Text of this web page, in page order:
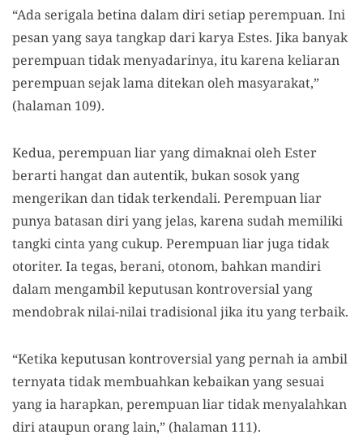
“Ada serigala betina dalam diri setiap perempuan. Ini
pesan yang saya tangkap dari karya Estes. Jika banyak
perempuan tidak menyadarinya, itu karena keliaran
perempuan sejak lama ditekan oleh masyarakat,”
(halaman 109).
Kedua, perempuan liar yang dimaknai oleh Ester
berarti hangat dan autentik, bukan sosok yang
mengerikan dan tidak terkendali. Perempuan liar
punya batasan diri yang jelas, karena sudah memiliki
tangki cinta yang cukup. Perempuan liar juga tidak
otoriter. Ia tegas, berani, otonom, bahkan mandiri
dalam mengambil keputusan kontroversial yang
mendobrak nilai-nilai tradisional jika itu yang terbaik.
“Ketika keputusan kontroversial yang pernah ia ambil
ternyata tidak membuahkan kebaikan yang sesuai
yang ia harapkan, perempuan liar tidak menyalahkan
diri ataupun orang lain,” (halaman 111).